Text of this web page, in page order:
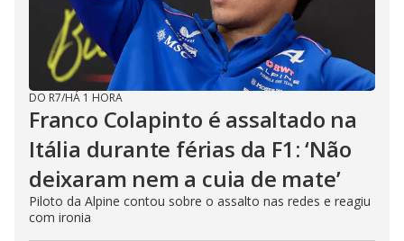
DO R7/HÁ 1 HORA
Franco Colapinto é assaltado na
Itália durante férias da F1: ‘Não
deixaram nem a cuia de mate’
Piloto da Alpine contou sobre o assalto nas redes e reagiu
com ironia